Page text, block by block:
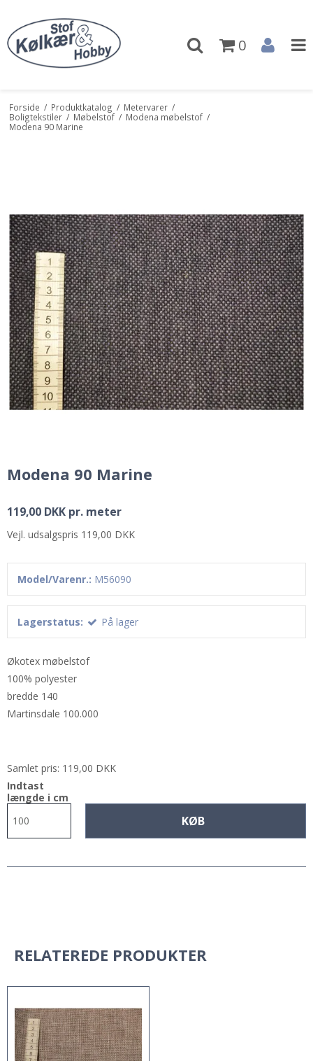
0
Forside / Produktkatalog / Metervarer /
Boligtekstiler / Møbelstof / Modena møbelstof /
Modena 90 Marine
Modena 90 Marine
119,00 DKK pr. meter
Vejl. udsalgspris 119,00 DKK
Model/Varenr.: M56090
Lagerstatus: På lager
Økotex møbelstof
100% polyester
bredde 140
Martinsdale 100.000
Samlet pris: 119,00 DKK
Indtast
længde i cm
KØB
RELATEREDE PRODUKTER